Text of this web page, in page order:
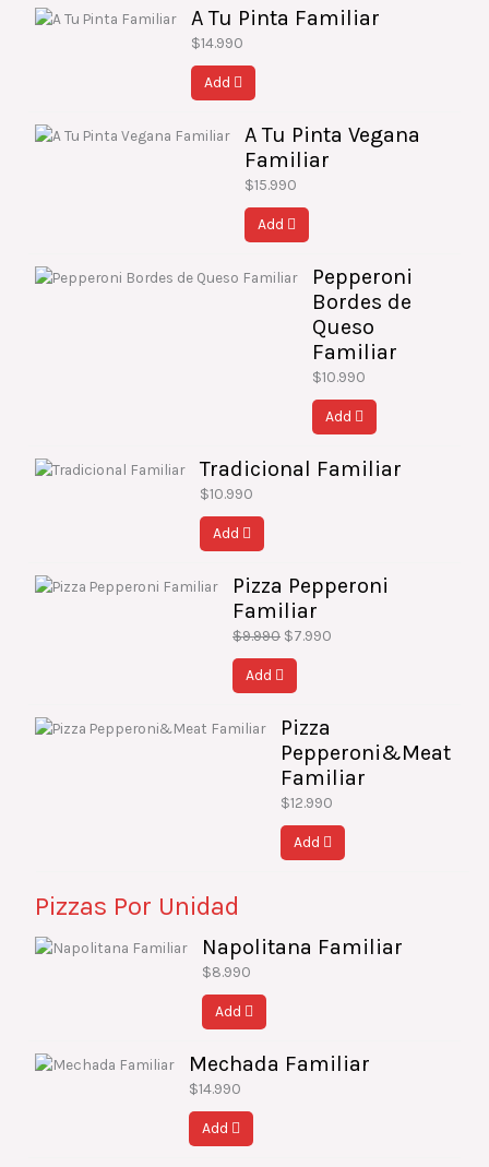
A Tu Pinta Familiar
$14.990
Add
A Tu Pinta Vegana
Familiar
$15.990
Add
Pepperoni
Bordes de
Queso
Familiar
$10.990
Add
Tradicional Familiar
$10.990
Add
Pizza Pepperoni
Familiar
$9.990
El
precio
original
$7.990
El
Add
Pizza
Pepperoni&Meat
Familiar
$12.990
Add
Pizzas Por Unidad
Napolitana Familiar
$8.990
Add
Mechada Familiar
$14.990
Add